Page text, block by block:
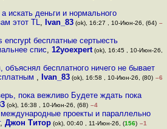
искать деньги и нормального
этот TL, Ivan_83(ok), 16:27 , 10-Июн-26, (64) –
encrypt бесплатные сертыесть
спис,12yoexpert (ok), 16:45 , 10-Июн-26,
бесплатного ничего не бывает
, Ivan_83(ok), 16:58 , 10-Июн-26, (80) –6
пока вежливо Будете ждать пока
(ok), 16:38 , 10-Июн-26, (68) –4
проекты и параллельно
, Джон Титор(ok), 00:40 , 11-Июн-26, (156) –1